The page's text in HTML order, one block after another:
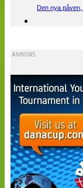
Den nya
ANNONS